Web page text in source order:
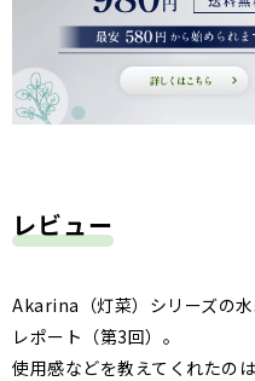
レビュー
Akarina（灯菜）シリーズの
レポート（第3回）。
使用感などを教えてくれたの